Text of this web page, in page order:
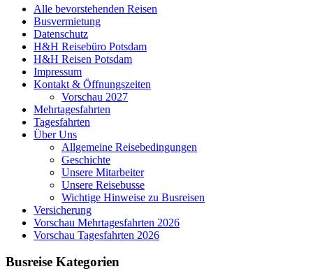
Alle bevorstehenden Reisen
Busvermietung
Datenschutz
H&H Reisebüro Potsdam
H&H Reisen Potsdam
Impressum
Kontakt & Öffnungszeiten
Vorschau 2027
Mehrtagesfahrten
Tagesfahrten
Über Uns
Allgemeine Reisebedingungen
Geschichte
Unsere Mitarbeiter
Unsere Reisebusse
Wichtige Hinweise zu Busreisen
Versicherung
Vorschau Mehrtagesfahrten 2026
Vorschau Tagesfahrten 2026
Busreise Kategorien